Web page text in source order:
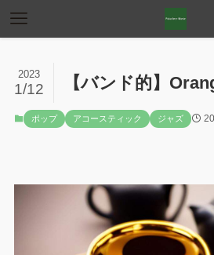
【バンド的】
2023
1/12
ポップ アコースティック ジャズ